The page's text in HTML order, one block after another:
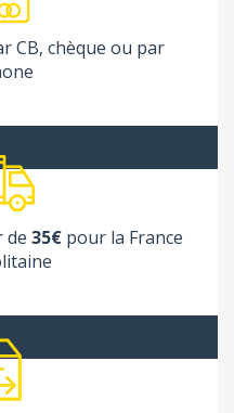
CB, chèque ou par
35€pour la France